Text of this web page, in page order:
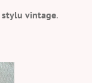
stylu vintage.